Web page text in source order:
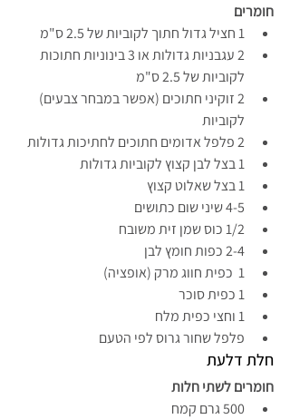
חומרים
1 חציל גדול חתוך לקוביות של 2.5 ס"מ
2 עגבניות גדולות או 3 בינוניות חתוכות
לקוביות של 2.5 ס"מ
2 זוקיני חתוכים (אפשר במבחר צבעים)
לקוביות
2 פלפל אדומים חתוכים לחתיכות גדולות
1 בצל לבן קצוץ לקוביות גדולות
1 בצל שאלוט קצוץ
4-5 שיני שום כתושים
1/2 כוס שמן זית משובח
2-4 כפות חומץ לבן
1  כפית חווג מרק (אופציה)
1 כפית סוכר
1 וחצי כפית מלח
פלפל שחור גרוס לפי הטעם
חלת דלעת
חומרים לשתי חלות
500 גרם קמח